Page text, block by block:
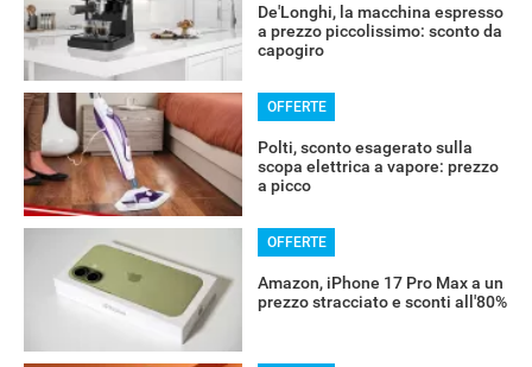
De'Longhi, la macchina espresso
a prezzo piccolissimo: sconto da
capogiro
OFFERTE
Polti, sconto esagerato sulla
scopa elettrica a vapore: prezzo
a picco
OFFERTE
Amazon, iPhone 17 Pro Max a un
prezzo stracciato e sconti all'80%